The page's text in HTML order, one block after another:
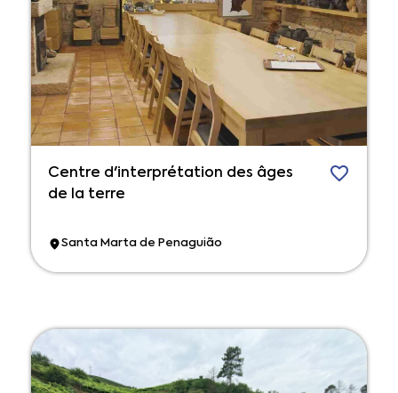
Centre d'interprétation des âges
de la terre
Santa Marta de Penaguião